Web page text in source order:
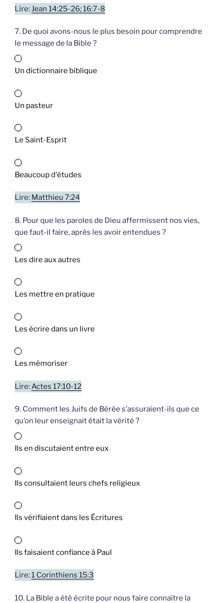
Lire: Jean 14:25-26; 16:7-8
7. De quoi avons-nous le plus besoin pour comprendre
le message de la Bible ?
Un dictionnaire biblique
Un pasteur
Le Saint-Esprit
Beaucoup d'études
Lire: Matthieu 7:24
8. Pour que les paroles de Dieu affermissent nos vies,
que faut-il faire, après les avoir entendues ?
Les dire aux autres
Les mettre en pratique
Les écrire dans un livre
Les mémoriser
Lire: Actes 17:10-12
9. Comment les Juifs de Bérée s’assuraient-ils que ce
qu’on leur enseignait était la vérité ?
Ils en discutaient entre eux
Ils consultaient leurs chefs religieux
Ils vérifiaient dans les Écritures
Ils faisaient confiance à Paul
Lire:1 Corinthiens 15:3
10. La Bible a été écrite pour nous faire connaître la